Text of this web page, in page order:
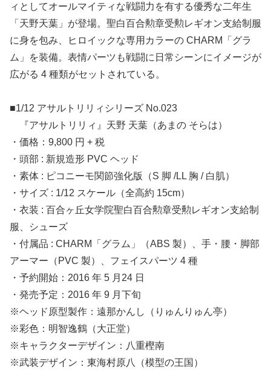
ィとしてオールマイティな戦闘力を有する優秀な二年生
「天野天葉」が登場。聖白百合勲章受勲レギオン支給制服
に身を包み、ヒロイックな専用カラーの CHARM「グラ
ム」を装備。表情パーツも戦闘に日常シーンにイメージが
広がる 4 種類がセットされている。
■1/12 アサルトリリィシリーズ No.023
『アサルトリリィ』天野 天葉（あまの そらは）
・価格：9,800 円 + 税
・頭部 : 新規造形 PVC ヘッド
・素体 : ピコニーモ関節強化版（S 脚 /LL 胸 / 白肌）
・サイズ : 1/12 スケール（全高約 15cm）
・衣装 : 百合ヶ丘女学院聖白百合勲章受勲レギオン支給制
服、シューズ
・付属品 : CHARM「グラム」（ABS 製）、手・腰・脚部
アーマー（PVC 製）、フェイスパーツ 4 種
・予約開始：2016 年 5 月24 日
・発売予定：2016 年 9 月下旬
※ヘッド原型製作：遠那かんし（りゅんりゅん亭）
※彩色：明智逸鶴（大正堂）
※キャラクターデザイン：八重樫南
※武装デザイン：東海村原八（模型の王国）